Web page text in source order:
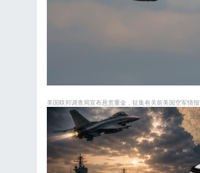
美国联邦调查局宣布悬赏重金，征集有关前美国空军情报